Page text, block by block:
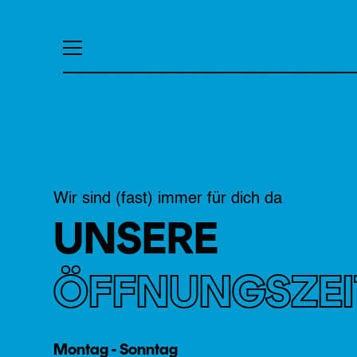
Wir sind (fast) immer für dich da
UNSERE
Montag - Sonntag